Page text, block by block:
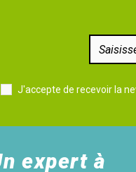
J'accepte de recevoir la
expert à